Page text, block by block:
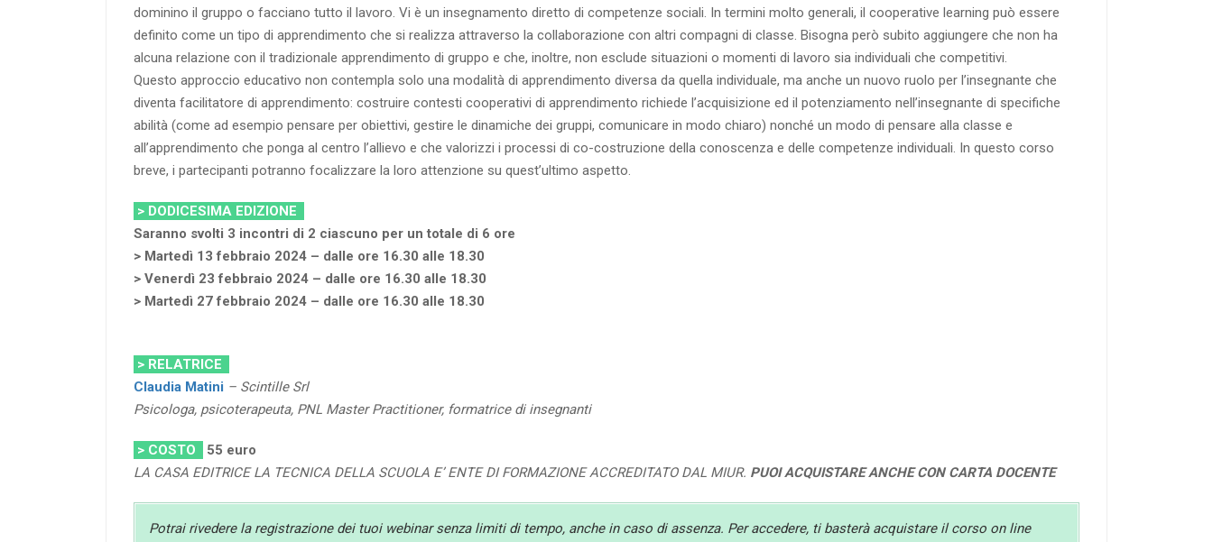
dominino il gruppo o facciano tutto il lavoro. Vi è un insegnamento diretto di competenze sociali. In termini molto generali, il cooperative learning può essere
definito come un tipo di apprendimento che si realizza attraverso la collaborazione con altri compagni di classe. Bisogna però subito aggiungere che non ha
alcuna relazione con il tradizionale apprendimento di gruppo e che, inoltre, non esclude situazioni o momenti di lavoro sia individuali che competitivi.
Questo approccio educativo non contempla solo una modalità di apprendimento diversa da quella individuale, ma anche un nuovo ruolo per l’insegnante che
diventa facilitatore di apprendimento: costruire contesti cooperativi di apprendimento richiede l’acquisizione ed il potenziamento nell’insegnante di specifiche
abilità (come ad esempio pensare per obiettivi, gestire le dinamiche dei gruppi, comunicare in modo chiaro) nonché un modo di pensare alla classe e
all’apprendimento che ponga al centro l’allievo e che valorizzi i processi di co-costruzione della conoscenza e delle competenze individuali. In questo corso
breve, i partecipanti potranno focalizzare la loro attenzione su quest’ultimo aspetto.
> DODICESIMA EDIZIONE
Saranno svolti 3 incontri di 2 ciascuno per un totale di 6 ore
> Martedì 13 febbraio 2024 – dalle ore 16.30 alle 18.30
> Venerdì 23 febbraio 2024 – dalle ore 16.30 alle 18.30
> Martedì 27 febbraio 2024 – dalle ore 16.30 alle 18.30
> RELATRICE
Claudia Matini – Scintille Srl
Psicologa, psicoterapeuta, PNL Master Practitioner, formatrice di insegnanti
> COSTO 55 euro
LA CASA EDITRICE LA TECNICA DELLA SCUOLA E’ ENTE DI FORMAZIONE ACCREDITATO DAL MIUR. PUOI ACQUISTARE ANCHE CON CARTA DOCENTE
Potrai rivedere la registrazione dei tuoi webinar senza limiti di tempo, anche in caso di assenza. Per accedere, ti basterà acquistare il corso on line